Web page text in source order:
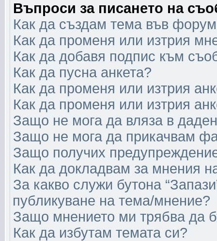
Въпроси за писането на
Как да създам тема във
Как да променя или изтрия
Как да добавя подпис към
Как да пусна анкета?
Как да променя или изтрия
Как да променя или изтрия
Защо не мога да вляза в
Защо не мога да прикачвам
Защо получих
Как да докладвам за мнения
За какво служи бутона
публикуване на тема/мнение?
Защо мнението ми трябва да
Как да избутам темата си?